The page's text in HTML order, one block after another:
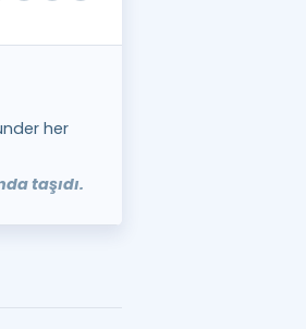
her
taşıdı.